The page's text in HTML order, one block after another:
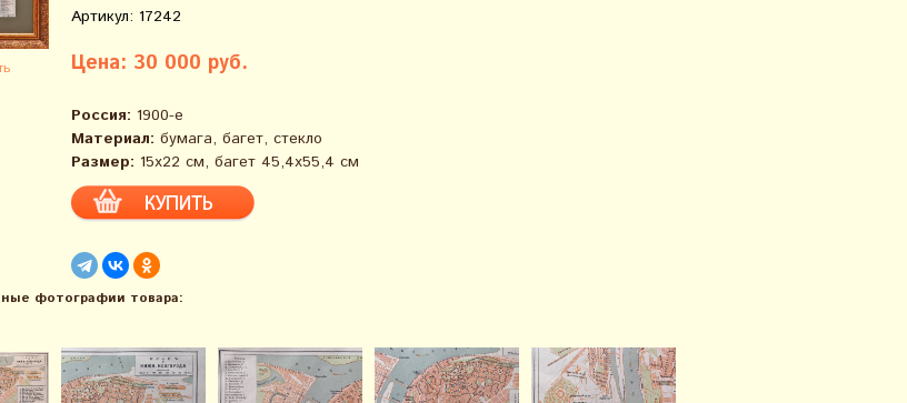
Артикул: 17242
Цена: 30 000 руб.
Россия: 1900-е
Материал: бумага, багет, стекло
Размер: 15х22 см, багет 45,4х55,4 см
фотографии товара: